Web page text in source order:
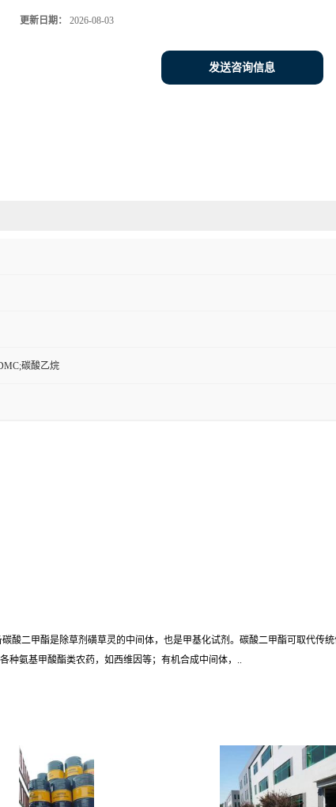
更新日期： 2026-08-03
发送咨询信息
碳酸乙烷
酸二甲酯是除草剂磺草灵的中间体，也是甲基化试剂。碳酸二甲酯可取代传
种氨基甲酸酯类农药，如西维因等；有机合成中间体，..